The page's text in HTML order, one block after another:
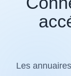
Les